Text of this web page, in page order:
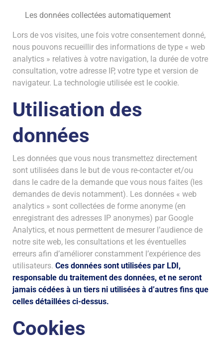
Les données collectées automatiquement
Lors de vos visites, une fois votre consentement donné,
nous pouvons recueillir des informations de type « web
analytics » relatives à votre navigation, la durée de votre
consultation, votre adresse IP, votre type et version de
navigateur. La technologie utilisée est le cookie.
Utilisation des
données
Les données que vous nous transmettez directement
sont utilisées dans le but de vous re-contacter et/ou
dans le cadre de la demande que vous nous faites (les
demandes de devis notamment). Les données « web
analytics » sont collectées de forme anonyme (en
enregistrant des adresses IP anonymes) par Google
Analytics, et nous permettent de mesurer l’audience de
notre site web, les consultations et les éventuelles
erreurs afin d’améliorer constamment l’expérience des
utilisateurs. Ces données sont utilisées par LDI,
responsable du traitement des données, et ne seront
jamais cédées à un tiers ni utilisées à d’autres fins que
celles détaillées ci-dessus.
Cookies